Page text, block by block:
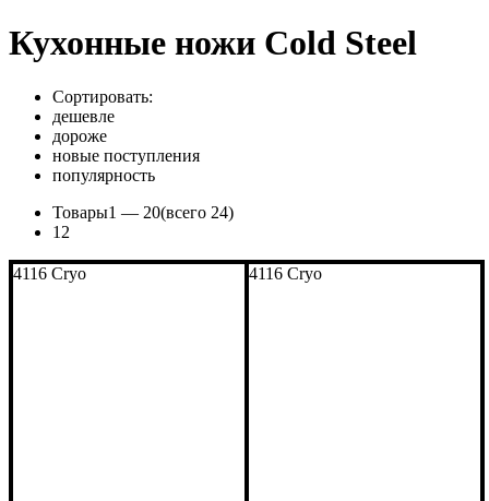
Кухонные ножи Cold Steel
Сортировать:
дешевле
дороже
новые поступления
популярность
Товары1 — 20(всего 24)
1 2
4116 Cryo 4116 Cryo